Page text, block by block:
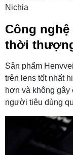
Nichia
Công nghệ
thời
Sản phẩm
trên lens tốt nhất
hơn và không
người tiêu dùng